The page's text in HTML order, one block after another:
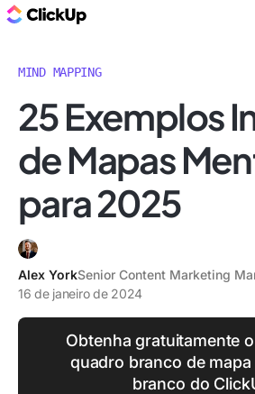
MIND MAPPING
25 Exemplos
de Mapas
para 2025
Alex YorkSenior Content Marketing
16 de janeiro de 2024
Obtenha gratuitamente
quadro branco de mapa
branco do